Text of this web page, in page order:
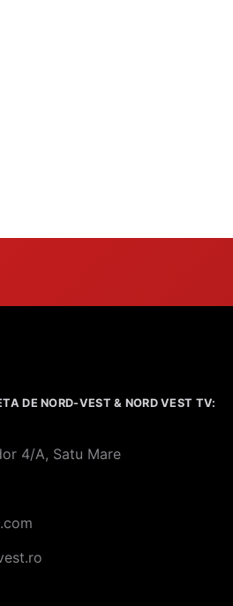
DE NORD-VEST & NORD VEST TV:
4/A, Satu Mare